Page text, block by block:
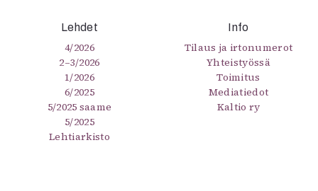
Lehdet
4/2026
2–3/2026
1/2026
6/2025
5/2025 saame
5/2025
Lehtiarkisto
Info
Tilaus ja irtonumerot
Yhteistyössä
Toimitus
Mediatiedot
Kaltio ry